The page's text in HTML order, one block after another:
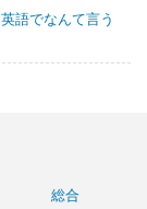
語でなんて言う
総合